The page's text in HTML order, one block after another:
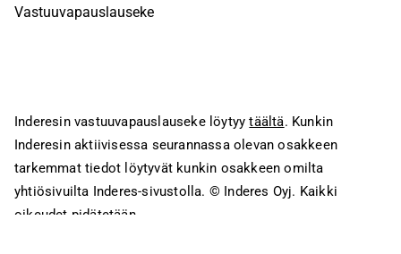
Vastuuvapauslauseke
Inderesin vastuuvapauslauseke löytyytäältä. Kunkin
Inderesin aktiivisessa seurannassa olevan osakkeen
tarkemmat tiedot löytyvät kunkin osakkeen omilta
yhtiösivuilta Inderes-sivustolla. © Inderes Oyj. Kaikki
oikeudet pidätetään.